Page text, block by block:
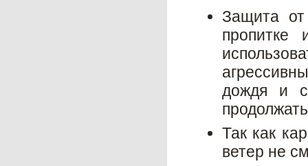
Защита от
пропитке
дождя и
Так как
ветер не